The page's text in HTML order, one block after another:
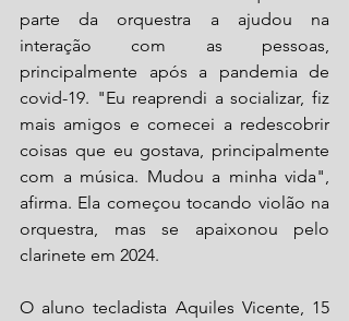
parte da orquestra a ajudou na
interação com as pessoas,
principalmente após a pandemia de
covid-19. "Eu reaprendi a socializar, fiz
mais amigos e comecei a redescobrir
coisas que eu gostava, principalmente
com a música. Mudou a minha vida",
afirma. Ela começou tocando violão na
orquestra, mas se apaixonou pelo
clarinete em 2024.
O aluno tecladista Aquiles Vicente, 15